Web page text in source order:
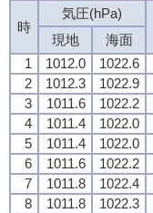
時
気圧(hPa)
現地
海面
1
1012.0 1022.6
2
1012.3 1022.9
3
1011.6 1022.2
4
1011.4 1022.0
5
1011.4 1022.0
6
1011.6 1022.2
7
1011.8 1022.4
8
1011.8 1022.3